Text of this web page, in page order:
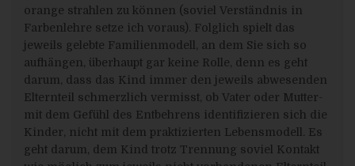
orange strahlen zu können (soviel Verständnis in
Farbenlehre setze ich voraus). Folglich spielt das
jeweils gelebte Familienmodell, an dem Sie sich so
aufhängen, überhaupt gar keine Rolle, denn es geht
darum, dass das Kind immer den jeweils abwesenden
Elternteil schmerzlich vermisst, ob Vater oder Mutter-
mit dem Gefühl des Entbehrens identifizieren sich die
Kinder, nicht mit dem praktizierten Lebensmodell. Es
geht darum, dem Kind trotz Trennung soviel Kontakt
Rechtsgrundlage der Verarbeitung
Art. 6 Ilit. a DS-GVO dient unserem Unternehmen als
Rechtsgrundlage für Verarbeitungsvorgänge, bei denen wir
eine Einwilligung für einen bestimmten Verarbeitungszweck
einholen. Ist die Verarbeitung personenbezogener Daten zur
Erfüllung eines Vertrags, dessen Vertragspartei die
betroffene Person ist, erforderlich, wie dies beispielsweise bei
Verarbeitungsvorgängen der Fall ist, die für einelieferung von
Waren oder die Erbringung einer sonstigen Leistung oder
Gegenleistung notwendig sind, so beruht die Verarbeitung
auf Art. 6 Ilit. b DS-GVO. Gleiches gilt für solche